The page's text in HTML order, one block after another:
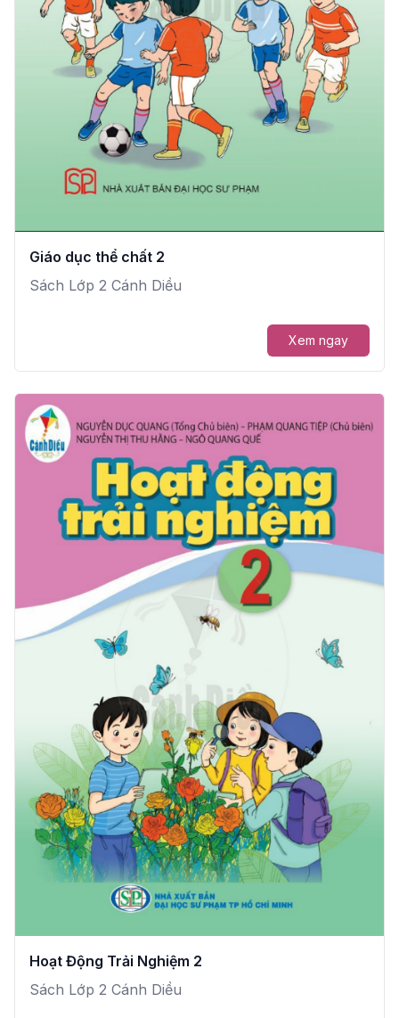
Giáo dục thể chất 2
Sách Lớp 2 Cánh Diều
Xem ngay
Hoạt Động Trải Nghiệm 2
Sách Lớp 2 Cánh Diều